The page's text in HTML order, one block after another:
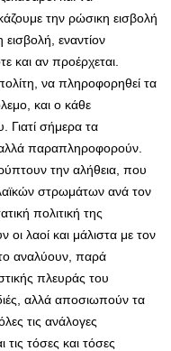
την ρώσικη εισβολή
εναντίον
και αν προέρχεται.
να πληροφορηθεί τα
και ο κάθε
Γιατί σήμερα τα
παραπληροφορούν.
την αλήθεια, που
στρωμάτων ανά τον
πολιτική της
λαοί και μάλιστα με τον
αναλύουν, παρά
πλευράς του
αλλά αποσιωπούν τα
τις ανάλογες
τις τόσες και τόσες